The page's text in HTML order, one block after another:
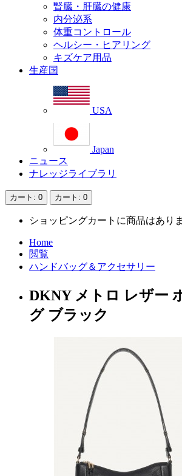
腎臓・肝臓の健康
内分泌系
体重コントロール
ヘルシー・ヒアリング
キズケア用品
生産国
USA
Japan
ニュース
ナレッジライブラリ
カート : 0 カート : 0
ショッピングカートに商品はあり
Home
閲覧
ハンドバッグ＆アクセサリー
DKNY メトロ レザー
グ ブラック